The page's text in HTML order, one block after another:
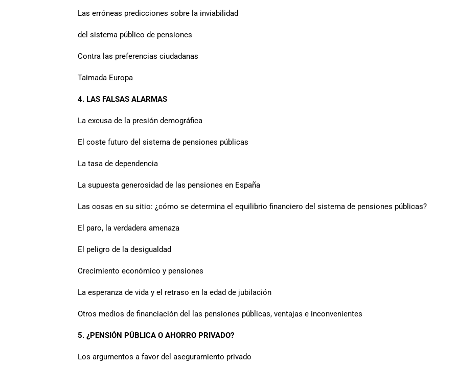
Las erróneas predicciones sobre la inviabilidad
del sistema público de pensiones
Contra las preferencias ciudadanas
Taimada Europa
4. LAS FALSAS ALARMAS
La excusa de la presión demográfica
El coste futuro del sistema de pensiones públicas
La tasa de dependencia
La supuesta generosidad de las pensiones en España
Las cosas en su sitio: ¿cómo se determina el equilibrio financiero del sistema de pensiones públicas?
El paro, la verdadera amenaza
El peligro de la desigualdad
Crecimiento económico y pensiones
La esperanza de vida y el retraso en la edad de jubilación
Otros medios de financiación del las pensiones públicas, ventajas e inconvenientes
5. ¿PENSIÓN PÚBLICA O AHORRO PRIVADO?
Los argumentos a favor del aseguramiento privado